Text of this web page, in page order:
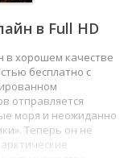
в Full HD
в хорошем качестве
бесплатно с
отправляется
моря и неожиданно
Теперь он не